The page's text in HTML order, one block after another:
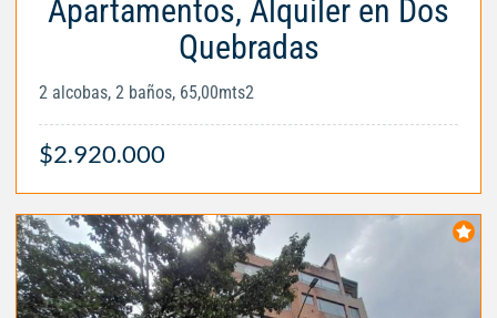
Apartamentos, Alquiler en Dos
Quebradas
2 alcobas, 2 baños, 65,00mts2
$2.920.000